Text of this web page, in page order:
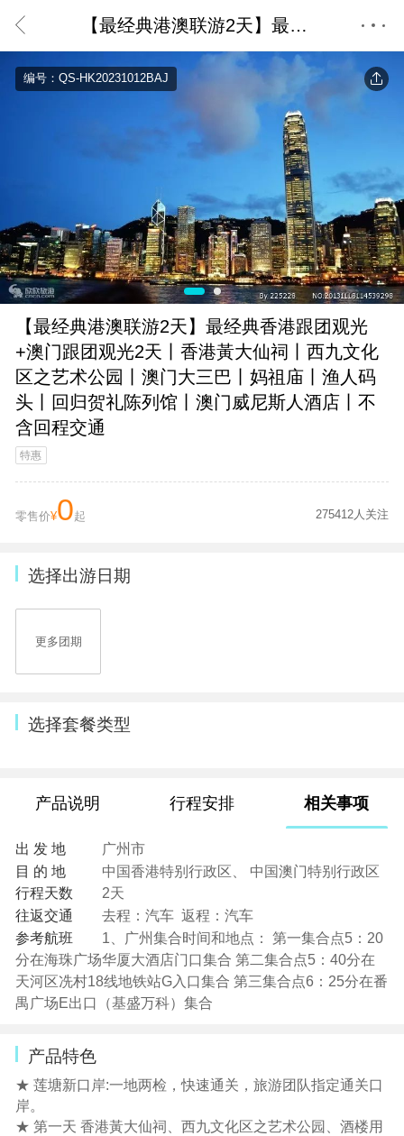
【最经典港澳联游2天】最经典香港跟团观光+澳门跟团观光2天丨香港黃大仙祠丨西九文化区之艺术公园丨澳门大三巴丨妈祖庙丨渔人码头丨回归贺礼陈列馆丨澳门威尼斯人酒店丨不含回程交通
编号：QS-HK20231012BAJ
【最经典港澳联游2天】最经典香港跟团观光
+澳门跟团观光2天丨香港黃大仙祠丨西九文化
区之艺术公园丨澳门大三巴丨妈祖庙丨渔人码
头丨回归贺礼陈列馆丨澳门威尼斯人酒店丨不
含回程交通
特惠
零售价¥0起 275412人关注
选择出游日期
更多团期
选择套餐类型
产品说明 行程安排 相关事项
出 发 地
广州市
目 的 地
中国香港特别行政区、 中国澳门特别行政区
行程天数
2天
往返交通
去程：汽车 返程：汽车
参考航班
1、广州集合时间和地点： 第一集合点5：20
分在海珠广场华厦大酒店门口集合 第二集合点5：40分在
天河区冼村18线地铁站G入口集合 第三集合点6：25分在番
禺广场E出口（基盛万科）集合
产品特色
★ 莲塘新口岸:一地两检，快速通关，旅游团队指定通关口
岸。
★ 第一天 香港黃大仙祠、西九文化区之艺术公园、酒楼用